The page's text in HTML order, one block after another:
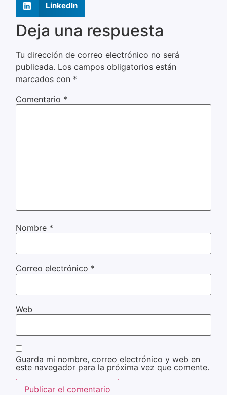
LinkedIn
Deja una respuesta
Tu dirección de correo electrónico no será
publicada. Los campos obligatorios están
marcados con *
Comentario *
Nombre *
Correo electrónico *
Web
Guarda mi nombre, correo electrónico y web en
este navegador para la próxima vez que comente.